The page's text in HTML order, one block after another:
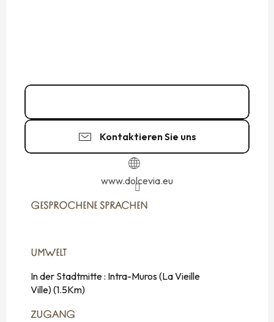
Kontaktieren Sie uns
www.dolcevia.eu
GESPROCHENE SPRACHEN
GESPROCHENE SPRACHEN
UMWELT
UMWELT
In der Stadtmitte : Intra-Muros (La Vieille
Ville)(1.5Km)
ZUGANG
ZUGANG